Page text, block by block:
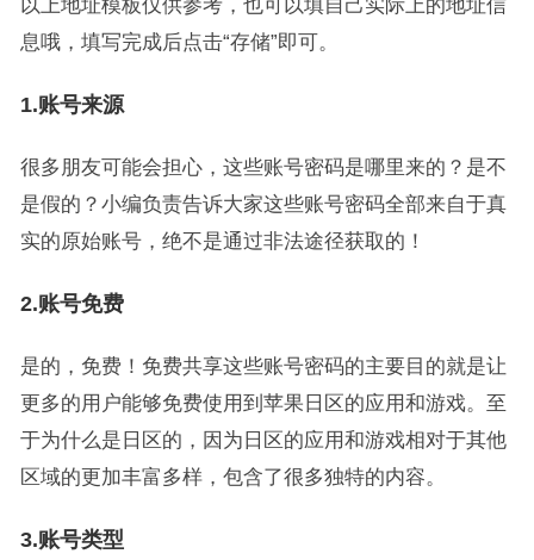
以上地址模板仅供参考，也可以填自己实际上的地址信
息哦，填写完成后点击“存储”即可。
1.账号来源
很多朋友可能会担心，这些账号密码是哪里来的？是不
是假的？小编负责告诉大家这些账号密码全部来自于真
实的原始账号，绝不是通过非法途径获取的！
2.账号免费
是的，免费！免费共享这些账号密码的主要目的就是让
更多的用户能够免费使用到苹果日区的应用和游戏。至
于为什么是日区的，因为日区的应用和游戏相对于其他
区域的更加丰富多样，包含了很多独特的内容。
3.账号类型